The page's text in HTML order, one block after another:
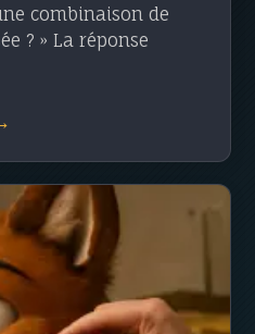
combinaison de
? » La réponse